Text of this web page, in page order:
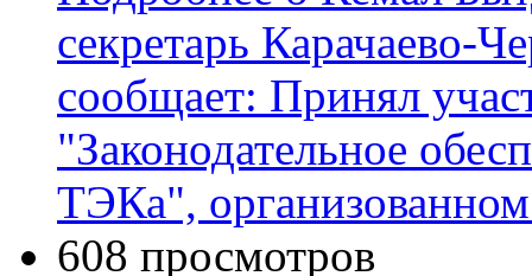
секретарь Карачаево-
сообщает: Принял
"Законодательное
ТЭКа",
608 просмотров